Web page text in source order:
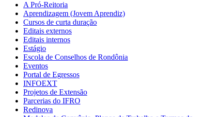
A Pró-Reitoria
Aprendizagem (Jovem Aprendiz)
Cursos de curta duração
Editais externos
Editais internos
Estágio
Escola de Conselhos de Rondônia
Eventos
Portal de Egressos
INFOEXT
Projetos de Extensão
Parcerias do IFRO
Redinova